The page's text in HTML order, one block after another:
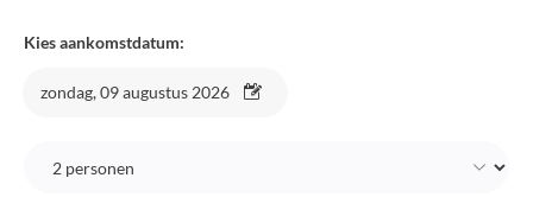
Kies aankomstdatum:
zondag, 09 augustus 2026